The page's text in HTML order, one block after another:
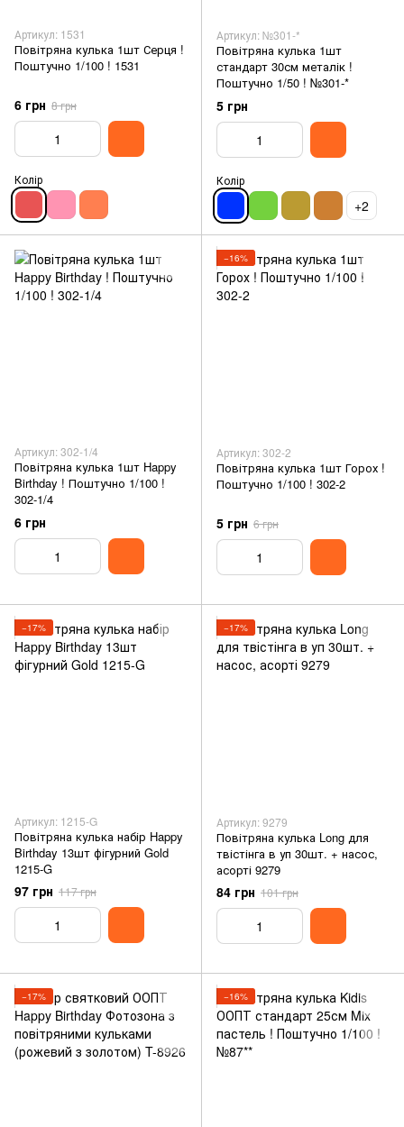
Артикул: 1531
Повітряна кулька 1шт Серця !
Поштучно 1/100 ! 1531
6 грн 8 грн
Колір
Артикул: №301-*
Повітряна кулька 1шт
стандарт 30см металік !
Поштучно 1/50 ! №301-*
5 грн
Колір
+2
Артикул: 302-1/4
Повітряна кулька 1шт Happy
Birthday ! Поштучно 1/100 !
302-1/4
6 грн
−16%
Артикул: 302-2
Повітряна кулька 1шт Горох !
Поштучно 1/100 ! 302-2
5 грн 6 грн
−17%
Артикул: 1215-G
Повітряна кулька набір Happy
Birthday 13шт фігурний Gold
1215-G
97 грн 117 грн
−17%
Артикул: 9279
Повітряна кулька Long для
твістінга в уп 30шт. + насос,
асорті 9279
84 грн 101 грн
−17% −16%